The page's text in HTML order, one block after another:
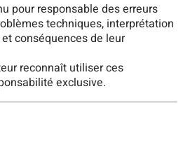
pour responsable des erreurs
techniques, interprétation
conséquences de leur
reconnaît utiliser ces
exclusive.